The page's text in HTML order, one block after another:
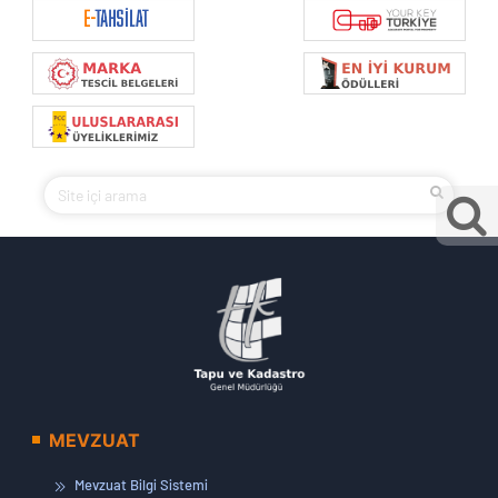
MEVZUAT
Mevzuat Bilgi Sistemi